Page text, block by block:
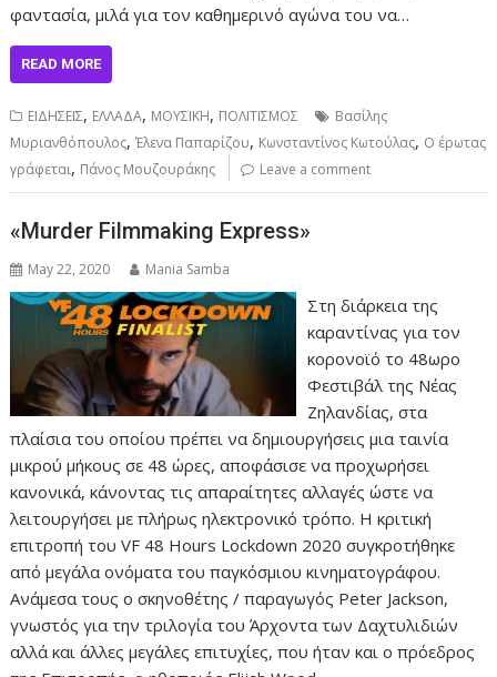
φαντασία, μιλά για τον καθημερινό αγώνα του να…
READ MORE
ΕΙΔΗΣΕΙΣ, ΕΛΛΑΔΑ, ΜΟΥΣΙΚΗ, ΠΟΛΙΤΙΣΜΟΣ
Βασίλης
Μυριανθόπουλος,Έλενα Παπαρίζου, Κωνσταντίνος Κωτούλας, Ο έρωτας
γράφεται, Πάνος Μουζουράκης Leave a comment
«Murder Filmmaking Express»
May 22, 2020 Mania Samba
Στη διάρκεια της
καραντίνας για τον
κορονοϊό το 48ωρο
Φεστιβάλ της Νέας
Ζηλανδίας, στα
πλαίσια του οποίου πρέπει να δημιουργήσεις μια ταινία
μικρού μήκους σε 48 ώρες, αποφάσισε να προχωρήσει
κανονικά, κάνοντας τις απαραίτητες αλλαγές ώστε να
λειτουργήσει με πλήρως ηλεκτρονικό τρόπο. Η κριτική
επιτροπή του VF 48 Hours Lockdown 2020 συγκροτήθηκε
από μεγάλα ονόματα του παγκόσμιου κινηματογράφου.
Ανάμεσα τους ο σκηνοθέτης / παραγωγός Peter Jackson,
γνωστός για την τριλογία του Άρχοντα των Δαχτυλιδιών
αλλά και άλλες μεγάλες επιτυχίες, που ήταν και ο πρόεδρος